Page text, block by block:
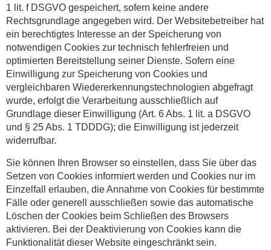
1 lit. f DSGVO gespeichert, sofern keine andere
Rechtsgrundlage angegeben wird. Der Websitebetreiber hat
ein berechtigtes Interesse an der Speicherung von
notwendigen Cookies zur technisch fehlerfreien und
optimierten Bereitstellung seiner Dienste. Sofern eine
Einwilligung zur Speicherung von Cookies und
vergleichbaren Wiedererkennungstechnologien abgefragt
wurde, erfolgt die Verarbeitung ausschließlich auf
Grundlage dieser Einwilligung (Art. 6 Abs. 1 lit. a DSGVO
und § 25 Abs. 1 TDDDG); die Einwilligung ist jederzeit
widerrufbar.
Sie können Ihren Browser so einstellen, dass Sie über das
Setzen von Cookies informiert werden und Cookies nur im
Einzelfall erlauben, die Annahme von Cookies für bestimmte
Fälle oder generell ausschließen sowie das automatische
Löschen der Cookies beim Schließen des Browsers
aktivieren. Bei der Deaktivierung von Cookies kann die
Funktionalität dieser Website eingeschränkt sein.